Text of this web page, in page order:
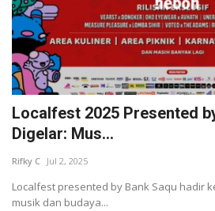
Localfest 2025 Presented
Digelar: Mus...
Rifky C Jul 2, 2025
Localfest presented by Bank Saqu hadir
musik dan budaya...